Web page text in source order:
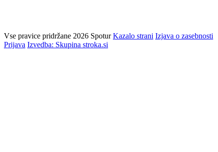
Vse pravice pridržane 2026 Spotur Kazalo strani Izjava o zasebnosti
Prijava Izvedba: Skupina stroka.si